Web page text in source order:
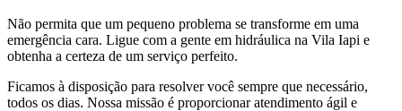
Não permita que um pequeno problema se transforme em uma
emergência cara. Ligue com a gente em hidráulica na Vila Iapi e
obtenha a certeza de um serviço perfeito.
Ficamos à disposição para resolver você sempre que necessário,
todos os dias. Nossa missão é proporcionar atendimento ágil e